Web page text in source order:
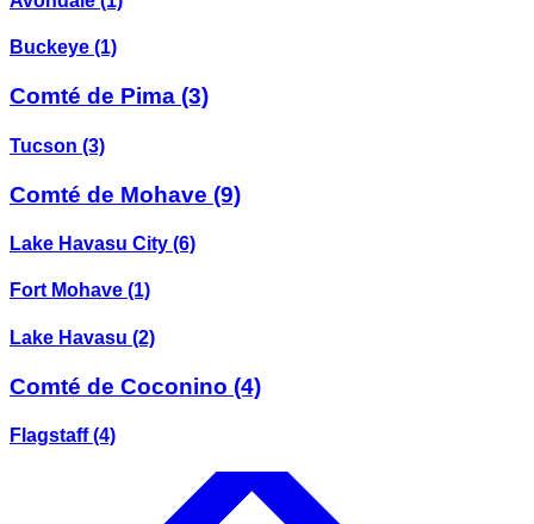
Buckeye (1)
Comté de Pima (3)
Tucson (3)
Comté de Mohave (9)
Lake Havasu City (6)
Fort Mohave (1)
Lake Havasu (2)
Comté de Coconino (4)
Flagstaff(4)